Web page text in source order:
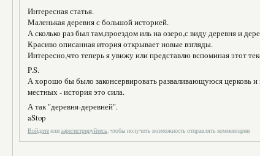
Интересная статья.
Маленькая деревня с большой историей.
А сколько раз был там,проездом иль на озеро,с виду деревня и
Красиво описанная итория открывает новые взгляды.
Интересно,что теперь я увижу или представлю вспоминая этот
P.S.
А хорошо бы было законсервировать разваливающуюся церковь
местных - история это сила.
А так "деревня-деревней".
aStop
Войдитеилизарегистрируйтесь, чтобы получить возможность отправлять комментарии